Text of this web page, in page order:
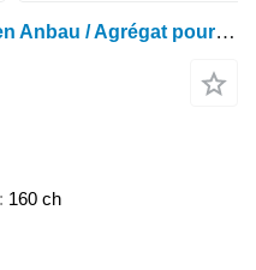
Agro-Factory Aggregat für den Anbau / Agrégat pour la culture
160 ch